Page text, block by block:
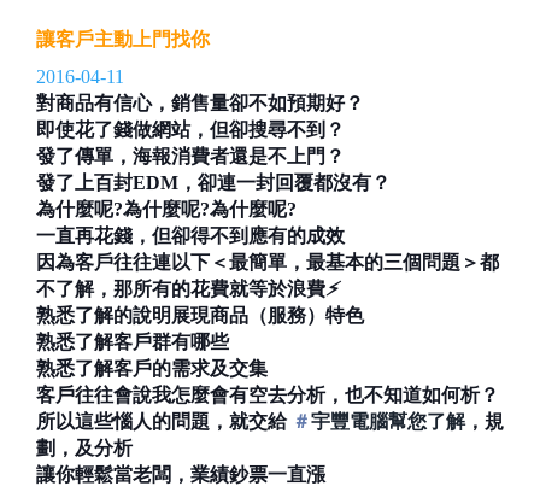
讓客戶主動上門找你
2016-04-11
對商品有信心，銷售量卻不如預期好？
即使花了錢做網站，但卻搜尋不到？
發了傳單，海報消費者還是不上門？
發了上百封EDM，卻連一封回覆都沒有？
為什麼呢?為什麼呢?為什麼呢?
一直再花錢，但卻得不到應有的成效
因為客戶往往連以下＜最簡單，最基本的三個問題＞都
不了解，那所有的花費就等於浪費⚡
熟悉了解的說明展現商品（服務）特色
熟悉了解客戶群有哪些
熟悉了解客戶的需求及交集
客戶往往會說我怎麼會有空去分析，也不知道如何析？
所以這些惱人的問題，就交給 ‪＃‎宇豐電腦幫您了解‬，規
劃，及分析
讓你輕鬆當老闆，業績鈔票一直漲